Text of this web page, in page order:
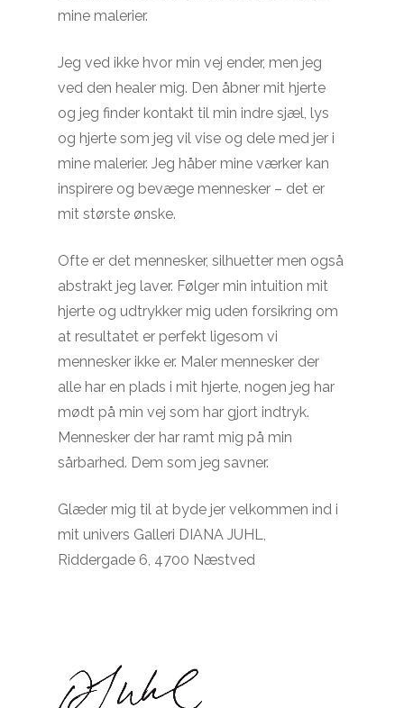
mine malerier.
Jeg ved ikke hvor min vej ender, men jeg
ved den healer mig. Den åbner mit hjerte
og jeg finder kontakt til min indre sjæl, lys
og hjerte som jeg vil vise og dele med jer i
mine malerier. Jeg håber mine værker kan
inspirere og bevæge mennesker – det er
mit største ønske.
Ofte er det mennesker, silhuetter men også
abstrakt jeg laver. Følger min intuition mit
hjerte og udtrykker mig uden forsikring om
at resultatet er perfekt ligesom vi
mennesker ikke er. Maler mennesker der
alle har en plads i mit hjerte, nogen jeg har
mødt på min vej som har gjort indtryk.
Mennesker der har ramt mig på min
sårbarhed. Dem som jeg savner.
Glæder mig til at byde jer velkommen ind i
mit univers Galleri DIANA JUHL,
Riddergade 6, 4700 Næstved